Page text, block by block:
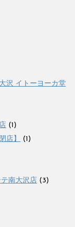
沢 イトーヨーカ堂
(1)
店】
(1)
南大沢店 (3)